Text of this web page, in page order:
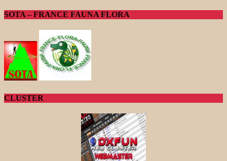
SOTA – FRANCE FAUNA FLORA
CLUSTER